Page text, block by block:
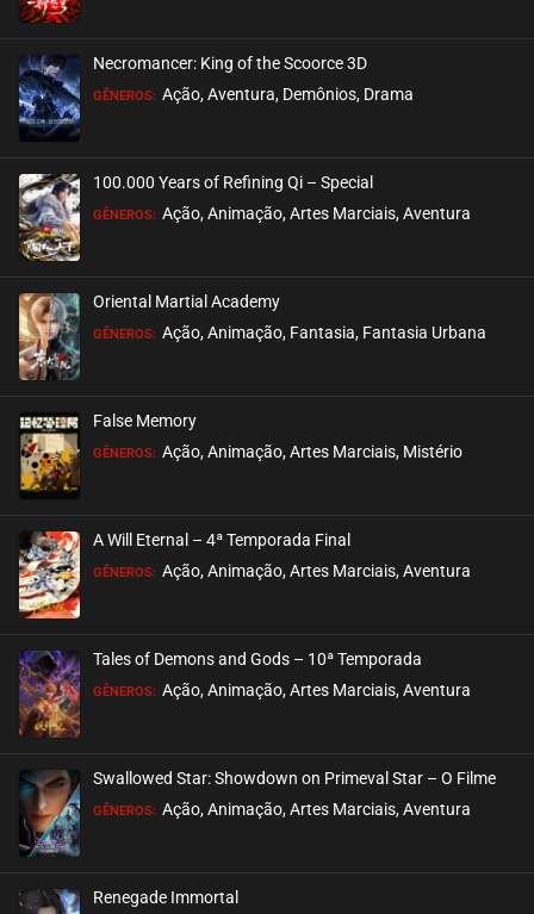
EPISÓDIO 17 (06)
julho 07, 2025
EPISÓDIO 17 (05)
julho 07, 2025
EPISÓDIO 16 (04)
julho 07, 2025
EPISÓDIO 15 (03)
junho 30, 2025
EPISÓDIO 14 (02)
junho 30, 2025
EPISÓDIO 13 (01)
junho 30, 2025
EPISÓDIO 12
junho 14, 2025
Necromancer: King of the Scoorce 3D
GÊNEROS: Ação, Aventura, Demônios, Drama
100.000 Years of Refining Qi – Special
GÊNEROS: Ação, Animação, Artes Marciais, Aventura
Oriental Martial Academy
GÊNEROS: Ação, Animação, Fantasia, Fantasia Urbana
False Memory
GÊNEROS: Ação, Animação, Artes Marciais, Mistério
A Will Eternal – 4ª Temporada Final
GÊNEROS: Ação, Animação, Artes Marciais, Aventura
Tales of Demons and Gods – 10ª Temporada
GÊNEROS: Ação, Animação, Artes Marciais, Aventura
Swallowed Star: Showdown on Primeval Star – O Filme
GÊNEROS: Ação, Animação, Artes Marciais, Aventura
Renegade Immortal